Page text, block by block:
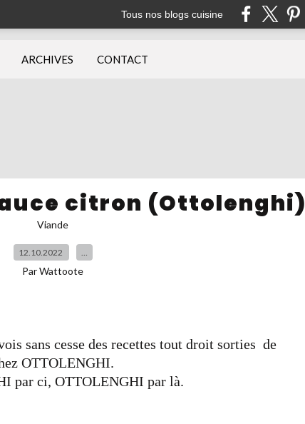
Tous nos blogs cuisine
ARCHIVES CONTACT
citron (Ottolenghi)
Viande
12.10.2022 …
Par Wattoote
sans cesse des recettes tout droit sorties de
OTTOLENGHI.
par ci, OTTOLENGHI par là.